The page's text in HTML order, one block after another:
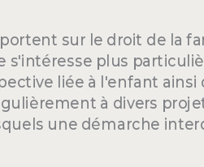
sur le droit de la
s'intéresse plus
liée à l'enfant ainsi
à divers
une démarche